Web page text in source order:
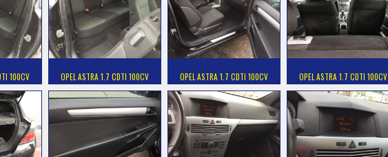
100CV OPEL ASTRA 1.7 CDTI 100CV OPEL ASTRA 1.7 CDTI 100CV OPEL ASTRA 1.7 CDTI 100CV